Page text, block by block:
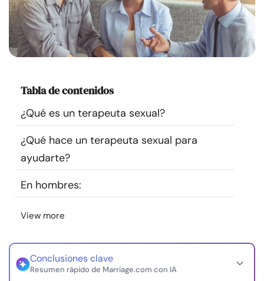
Ayuda
Cursos
Recursos
Comunidad
Encuentra un terapeuta
Idioma
nosotros
© Copyright 2026. Todos los derechos reservados.
Tabla de contenidos
¿Qué es un terapeuta sexual?
¿Qué hace un terapeuta sexual para
ayudarte?
En hombres:
View more
Conclusiones clave
Resumen rápido de Marriage.com con IA